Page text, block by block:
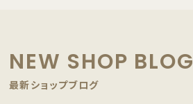
NEW SHOP BLOG
最新ショップブログ